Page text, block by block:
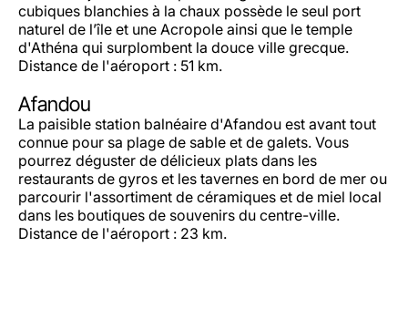
cubiques blanchies à la chaux possède le seul port
naturel de l’île et une Acropole ainsi que le temple
d'Athéna qui surplombent la douce ville grecque.
Distance de l'aéroport : 51 km.
Afandou
La paisible station balnéaire d'Afandou est avant tout
connue pour sa plage de sable et de galets. Vous
pourrez déguster de délicieux plats dans les
restaurants de gyros et les tavernes en bord de mer ou
parcourir l'assortiment de céramiques et de miel local
dans les boutiques de souvenirs du centre-ville.
Distance de l'aéroport : 23 km.